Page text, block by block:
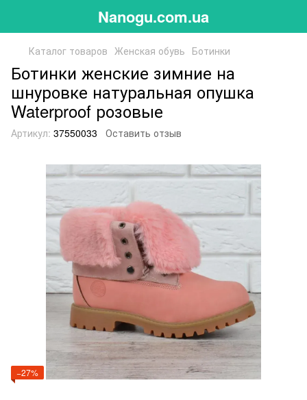
Nanogu.com.ua
Каталог товаров Женская обувь Ботинки
Ботинки женские зимние на
шнуровке натуральная опушка
Waterproof розовые
Артикул: 37550033 Оставить отзыв
−27%